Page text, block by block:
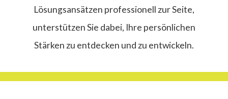
Lösungsansätzen professionell zur Seite,
unterstützen Sie dabei, Ihre persönlichen
Stärken zu entdecken und zu entwickeln.